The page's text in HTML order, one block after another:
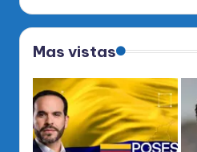
Mas vistas